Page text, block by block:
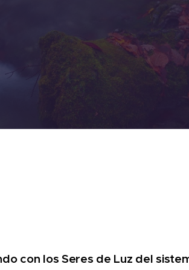
con los Seres de Luz del